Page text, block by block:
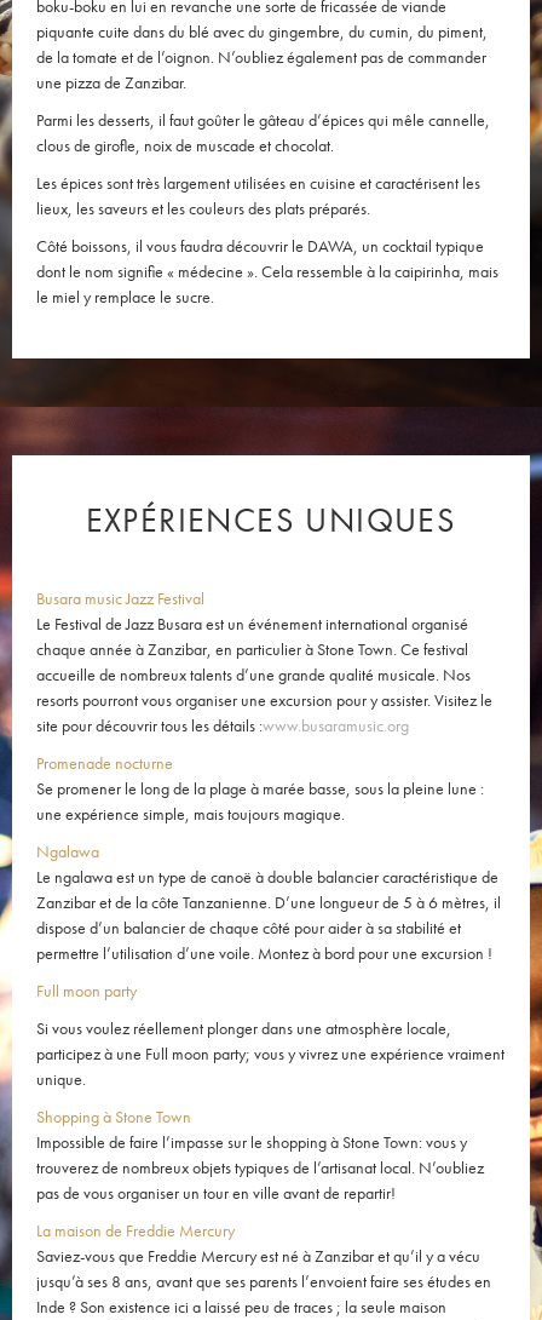
boku-boku en lui en revanche une sorte de fricassée de viande
piquante cuite dans du blé avec du gingembre, du cumin, du piment,
de la tomate et de l’oignon. N’oubliez également pas de commander
une pizza de Zanzibar.
Parmi les desserts, il faut goûter le gâteau d’épices qui mêle cannelle,
clous de girofle, noix de muscade et chocolat.
Les épices sont très largement utilisées en cuisine et caractérisent les
lieux, les saveurs et les couleurs des plats préparés.
Côté boissons, il vous faudra découvrir le DAWA, un cocktail typique
dont le nom signifie « médecine ». Cela ressemble à la caipirinha, mais
le miel y remplace le sucre.
EXPÉRIENCES UNIQUES
Busara music Jazz Festival
Le Festival de Jazz Busara est un événement international organisé
chaque année à Zanzibar, en particulier à Stone Town. Ce festival
accueille de nombreux talents d’une grande qualité musicale. Nos
resorts pourront vous organiser une excursion pour y assister. Visitez le
site pour découvrir tous les détails :www.busaramusic.org
Promenade nocturne
Se promener le long de la plage à marée basse, sous la pleine lune :
une expérience simple, mais toujours magique.
Ngalawa
Le ngalawa est un type de canoë à double balancier caractéristique de
Zanzibar et de la côte Tanzanienne. D’une longueur de 5 à 6 mètres, il
dispose d’un balancier de chaque côté pour aider à sa stabilité et
permettre l’utilisation d’une voile. Montez à bord pour une excursion !
Full moon party
Si vous voulez réellement plonger dans une atmosphère locale,
participez à une Full moon party; vous y vivrez une expérience vraiment
unique.
Shopping à Stone Town
Impossible de faire l’impasse sur le shopping à Stone Town: vous y
trouverez de nombreux objets typiques de l’artisanat local. N’oubliez
pas de vous organiser un tour en ville avant de repartir!
La maison de Freddie Mercury
Saviez-vous que Freddie Mercury est né à Zanzibar et qu’il y a vécu
jusqu’à ses 8 ans, avant que ses parents l’envoient faire ses études en
Inde ? Son existence ici a laissé peu de traces ; la seule maison